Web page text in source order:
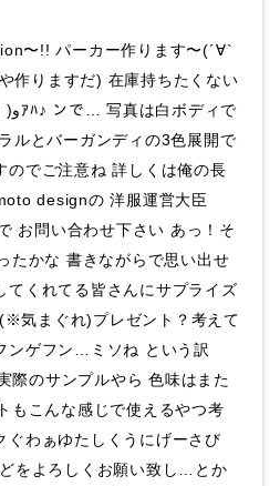
〜!! パーカー作ります〜(´∀`
在庫持ちたくない
ルとバーガンディの3色展開で
でご注意ね 詳しくは俺の長
designの 洋服運営大臣
い合わせ下さい‪ あっ！そ
たかな 書きながらで思い出せ
ン…ミソね‪ という訳
のサンプルやら 色味はまた
もこんな感じで使えるやつ考
ぐわぁゆたしくうにげーさび
をよろしくお願い致し…とか